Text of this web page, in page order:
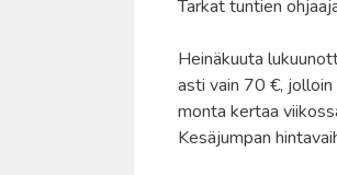
Tarkat tuntien
Heinäkuuta
asti vain 70 €,
monta kertaa
Kesäjumpan